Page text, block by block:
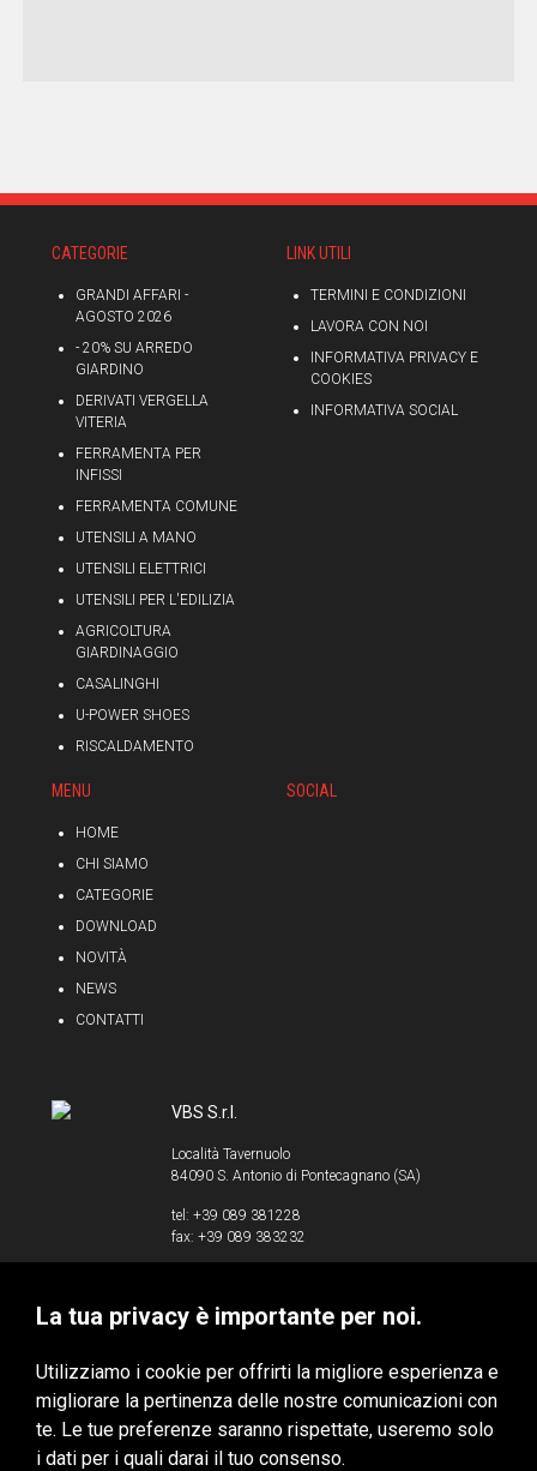
CATEGORIE
GRANDI AFFARI -
AGOSTO 2026
- 20% SU ARREDO
GIARDINO
DERIVATI VERGELLA
VITERIA
FERRAMENTA PER
INFISSI
FERRAMENTA COMUNE
UTENSILI A MANO
UTENSILI ELETTRICI
UTENSILI PER L'EDILIZIA
AGRICOLTURA
GIARDINAGGIO
CASALINGHI
U-POWER SHOES
RISCALDAMENTO
LINK UTILI
TERMINI E CONDIZIONI
LAVORA CON NOI
INFORMATIVA PRIVACY E
COOKIES
INFORMATIVA SOCIAL
MENU
HOME
CHI SIAMO
CATEGORIE
DOWNLOAD
NOVITÀ
NEWS
CONTATTI
SOCIAL
VBS S.r.l.
Località Tavernuolo
84090 S. Antonio di Pontecagnano (SA)
tel: +39 089 381228
fax: +39 089 383232
P.IVA 00853520658
VBS S.r.l. © 2020 - Tutti i diritti riservati
Privacy & Cookie Policy
La tua privacy è importante per noi.
Utilizziamo i cookie per offrirti la migliore esperienza e
migliorare la pertinenza delle nostre comunicazioni con
te. Le tue preferenze saranno rispettate, useremo solo
i dati per i quali darai il tuo consenso.